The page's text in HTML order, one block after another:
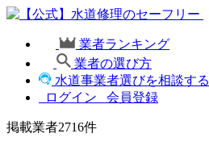
業者ランキング
業者の選び方
水道事業者選びを相談する
ログイン
会員登録
掲載業者2716件